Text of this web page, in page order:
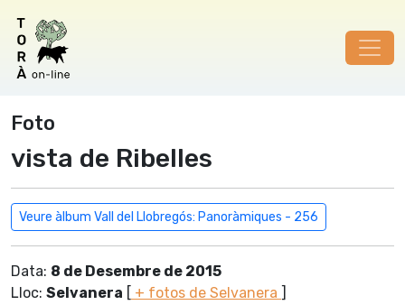
Foto
vista de Ribelles
Veure àlbum Vall del Llobregós: Panoràmiques - 256
Data: 8 de Desembre de 2015
Lloc: Selvanera [ + fotos de Selvanera ]